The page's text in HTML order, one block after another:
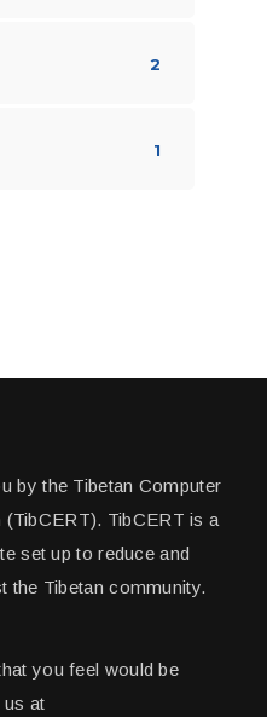
2
1
by the Tibetan Computer
(TibCERT). TibCERT is a
set up to reduce and
the Tibetan community.
you feel would be
us at